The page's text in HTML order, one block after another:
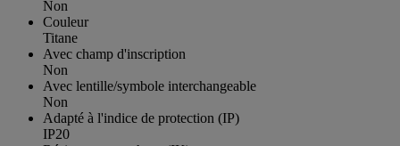
Non
Couleur
Titane
Avec champ d'inscription
Non
Avec lentille/symbole interchangeable
Non
Adapté à l'indice de protection (IP)
IP20